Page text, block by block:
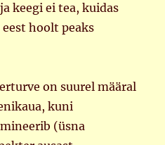
keegi ei tea, kuidas
hoolt peaks
on suurel määral
kuni
(üsna